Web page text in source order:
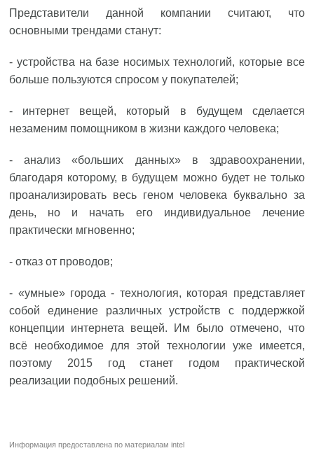
Представители данной компании считают, что
основными трендами станут:
- устройства на базе носимых технологий, которые все
больше пользуются спросом у покупателей;
- интернет вещей, который в будущем сделается
незаменим помощником в жизни каждого человека;
- анализ «больших данных» в здравоохранении,
благодаря которому, в будущем можно будет не только
проанализировать весь геном человека буквально за
день, но и начать его индивидуальное лечение
практически мгновенно;
- отказ от проводов;
- «умные» города - технология, которая представляет
собой единение различных устройств с поддержкой
концепции интернета вещей. Им было отмечено, что
всё необходимое для этой технологии уже имеется,
поэтому 2015 год станет годом практической
реализации подобных решений.
Информация предоставлена по материаламintel